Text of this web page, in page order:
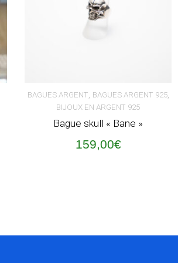
BAGUES ARGENT, BAGUES ARGENT 925,
BIJOUX EN ARGENT 925
Bague skull « Bane »
159,00€